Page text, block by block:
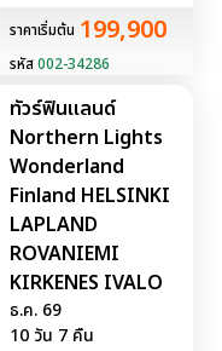
ราคาเริ่มต้น 199,900
รหัส002-34286
ทัวร์ฟินแลนด์
Northern Lights
Wonderland
Finland HELSINKI
LAPLAND
ROVANIEMI
KIRKENES IVALO
ธ.ค. 69
10 วัน 7 คืน